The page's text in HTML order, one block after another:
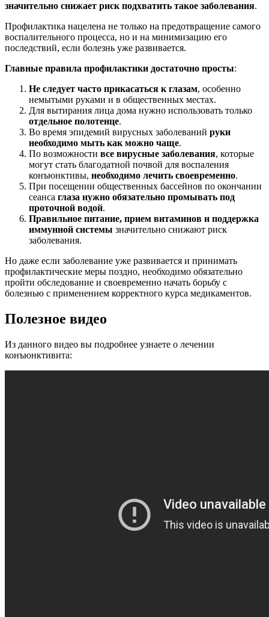
значительно снижает риск подхватить такое заболевания.
Профилактика нацелена не только на предотвращение самого
воспалительного процесса, но и на минимизацию его
последствий, если болезнь уже развивается.
Главные правила профилактики достаточно просты:
Не следует часто прикасаться к глазам, особенно
немытыми руками и в общественных местах.
Для вытирания лица дома нужно использовать только
отдельное полотенце.
Во время эпидемий вирусных заболеваний руки
необходимо мыть как можно чаще.
По возможности все вирусные заболевания, которые
могут стать благодатной почвой для воспаления
конъюнктивы, необходимо лечить своевременно.
При посещении общественных бассейнов по окончании
сеанса глаза нужно обязательно промывать под
проточной водой.
Правильное питание, прием витаминов и поддержка
иммунной системы значительно снижают риск
заболевания.
Но даже если заболевание уже развивается и принимать
профилактические меры поздно, необходимо обязательно
пройти обследование и своевременно начать борьбу с
болезнью с применением корректного курса медикаментов.
Полезное видео
Из данного видео вы подробнее узнаете о лечении
конъюнктивита: